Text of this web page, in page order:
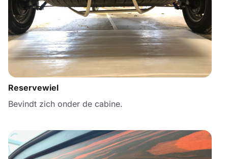
Reservewiel
Bevindt zich onder de cabine.